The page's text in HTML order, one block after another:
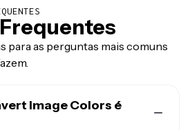
para as perguntas mais comuns
Image Colors é